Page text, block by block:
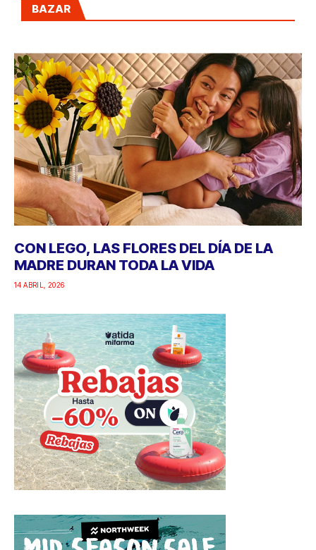
BAZAR
CON LEGO, LAS FLORES DEL DÍA DE LA
MADRE DURAN TODA LA VIDA
14 ABRIL, 2026